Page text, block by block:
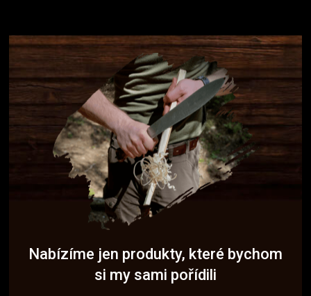
Nabízíme jen produkty, které bychom
si my sami pořídili